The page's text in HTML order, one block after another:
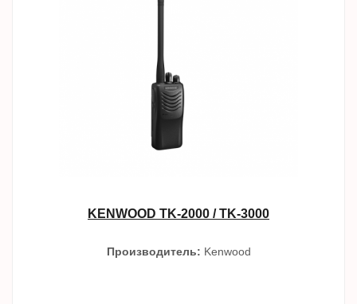
KENWOOD TK-2000 / TK-3000
Производитель: Kenwood